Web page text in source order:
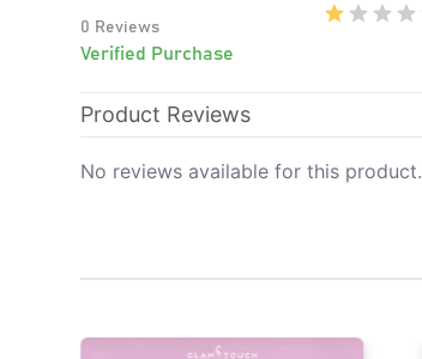
0 Reviews
Verified Purchase
Product Reviews
No reviews available for this product.